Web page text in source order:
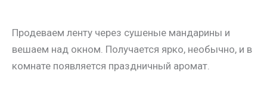
Продеваем ленту через сушеные мандарины и
вешаем над окном. Получается ярко, необычно, и в
комнате появляется праздничный аромат.